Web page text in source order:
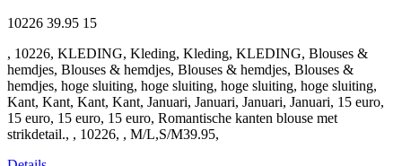
10226 39.95 15
, 10226, KLEDING, Kleding, Kleding, KLEDING, Blouses &
hemdjes, Blouses & hemdjes, Blouses & hemdjes, Blouses &
hemdjes, hoge sluiting, hoge sluiting, hoge sluiting, hoge sluiting,
Kant, Kant, Kant, Kant, Januari, Januari, Januari, Januari, 15 euro,
15 euro, 15 euro, 15 euro, Romantische kanten blouse met
strikdetail., , 10226, , M/L,S/M39.95,